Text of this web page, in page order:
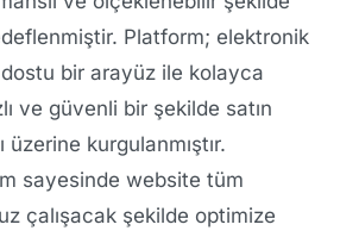
Platform; elektronik
dostu bir arayüz ile kolayca
ve güvenli bir şekilde satın
üzerine kurgulanmıştır.
sayesinde website tüm
çalışacak şekilde optimize